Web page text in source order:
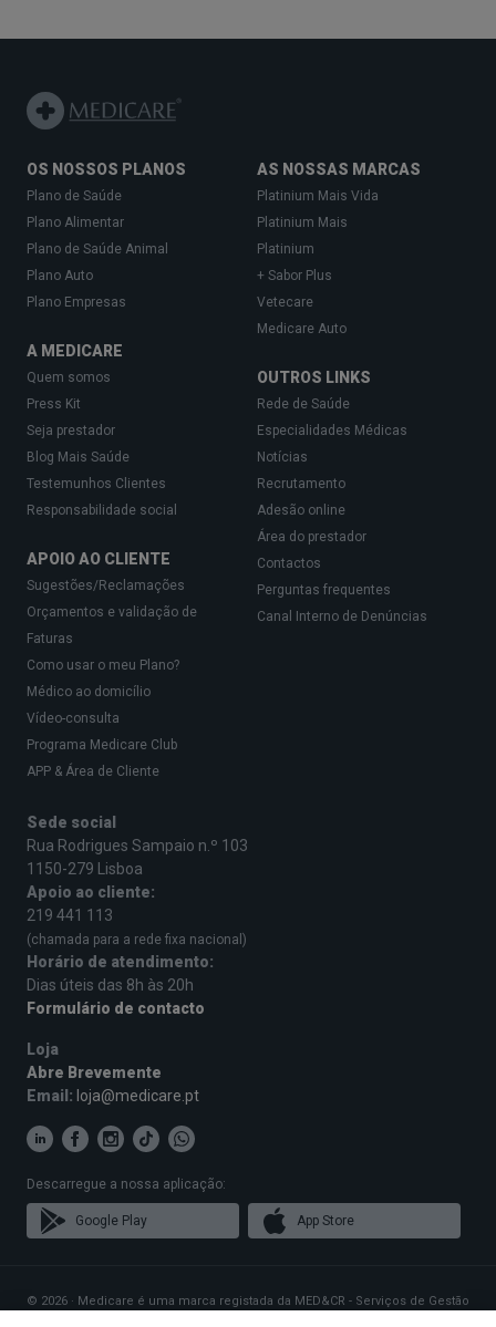
OS NOSSOS PLANOS
Plano de Saúde
Plano Alimentar
Plano de Saúde Animal
Plano Auto
Plano Empresas
A MEDICARE
Quem somos
Press Kit
Seja prestador
Blog Mais Saúde
Testemunhos Clientes
Responsabilidade social
APOIO AO CLIENTE
Sugestões/Reclamações
Orçamentos e validação de
Faturas
Como usar o meu Plano?
Médico ao domicílio
Vídeo-consulta
Programa Medicare Club
APP & Área de Cliente
AS NOSSAS MARCAS
Platinium Mais Vida
Platinium Mais
Platinium
+ Sabor Plus
Vetecare
Medicare Auto
OUTROS LINKS
Rede de Saúde
Especialidades Médicas
Notícias
Recrutamento
Adesão online
Área do prestador
Contactos
Perguntas frequentes
Canal Interno de Denúncias
Sede social
Rua Rodrigues Sampaio n.º 103
1150-279 Lisboa
Apoio ao cliente:
219 441 113
(chamada para a rede fixa nacional)
Horário de atendimento:
Dias úteis das 8h às 20h
Formulário de contacto
Loja
Abre Brevemente
Email: loja@medicare.pt
Descarregue a nossa aplicação:
Google Play App Store
© 2026 · Medicare é uma marca registada da MED&CR - Serviços de Gestão